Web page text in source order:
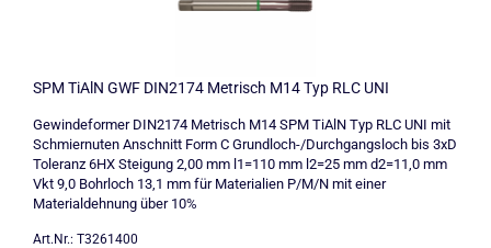
SPM TiAlN GWF DIN2174 Metrisch M14 Typ RLC UNI
Gewindeformer DIN2174 Metrisch M14 SPM TiAlN Typ RLC UNI mit
Schmiernuten Anschnitt Form C Grundloch-/Durchgangsloch bis 3xD
Toleranz 6HX Steigung 2,00 mm l1=110 mm l2=25 mm d2=11,0 mm
Vkt 9,0 Bohrloch 13,1 mm für Materialien P/M/N mit einer
Materialdehnung über 10%
Art.Nr.: T3261400